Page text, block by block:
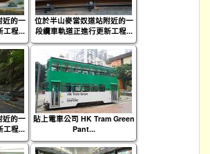
近的一
工程...
位於半山麥當奴道站附近的一
段纜車軌道正進行更新工程...
近的一
工程...
貼上電車公司 HK Tram Green
Pant...